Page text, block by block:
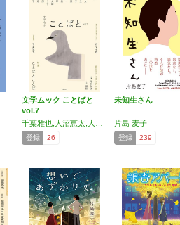
文学ムック ことばと
vol.7
登録 26
未知生さん
片島 麦子
登録 239